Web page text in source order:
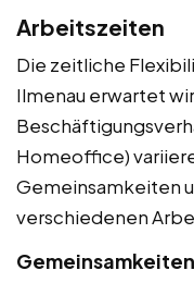
Arbeitszeiten
Die zeitliche
Ilmenau erwartet
Homeoffice)
Gemeinsamkeiten
verschiedenen
Gemeinsamkeiten